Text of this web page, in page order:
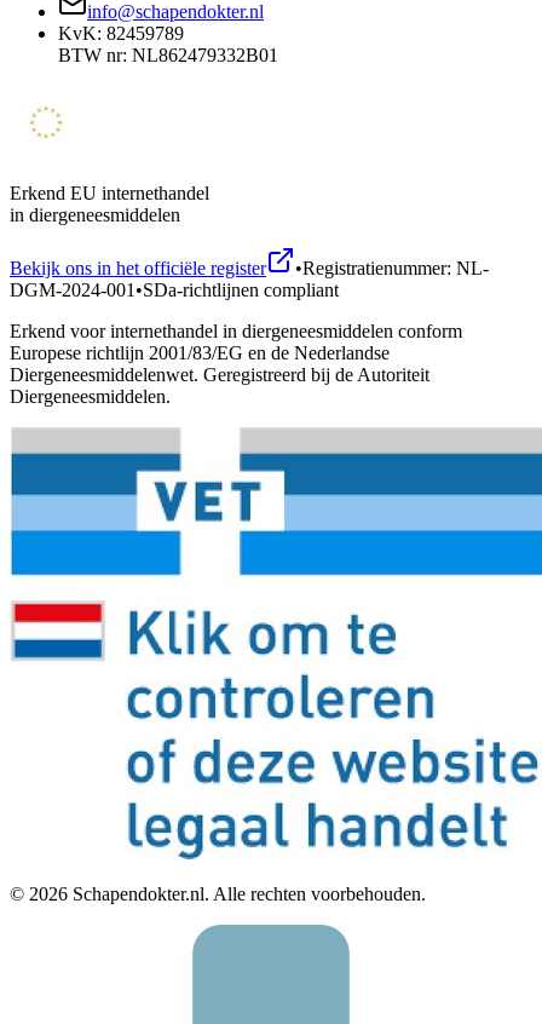
info@schapendokter.nl
KvK: 82459789
BTW nr: NL862479332B01
Erkend EU internethandel
in diergeneesmiddelen
Bekijk ons in het officiële register •Registratienummer: NL-
DGM-2024-001 •SDa-richtlijnen compliant
Erkend voor internethandel in diergeneesmiddelen conform
Europese richtlijn 2001/83/EG en de Nederlandse
Diergeneesmiddelenwet. Geregistreerd bij de Autoriteit
Diergeneesmiddelen.
© 2026 Schapendokter.nl. Alle rechten voorbehouden.